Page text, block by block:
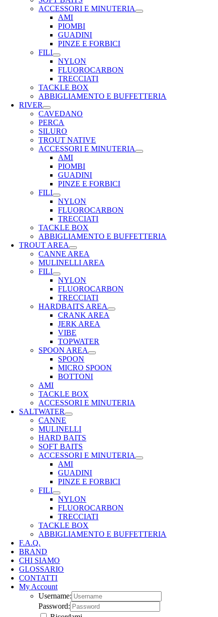
ACCESSORI E MINUTERIA
AMI
PIOMBI
GUADINI
PINZE E FORBICI
FILI
NYLON
FLUOROCARBON
TRECCIATI
TACKLE BOX
ABBIGLIAMENTO E BUFFETTERIA
RIVER
CAVEDANO
PERCA
SILURO
TROUT NATIVE
ACCESSORI E MINUTERIA
AMI
PIOMBI
GUADINI
PINZE E FORBICI
FILI
NYLON
FLUOROCARBON
TRECCIATI
TACKLE BOX
ABBIGLIAMENTO E BUFFETTERIA
TROUT AREA
CANNE AREA
MULINELLI AREA
FILI
NYLON
FLUOROCARBON
TRECCIATI
HARDBAITS AREA
CRANK AREA
JERK AREA
VIBE
TOPWATER
SPOON AREA
SPOON
MICRO SPOON
BOTTONI
AMI
TACKLE BOX
ACCESSORI E MINUTERIA
SALTWATER
CANNE
MULINELLI
HARD BAITS
SOFT BAITS
ACCESSORI E MINUTERIA
AMI
GUADINI
PINZE E FORBICI
FILI
NYLON
FLUOROCARBON
TRECCIATI
TACKLE BOX
ABBIGLIAMENTO E BUFFETTERIA
F.A.Q.
BRAND
CHI SIAMO
GLOSSARIO
CONTATTI
My Account
Username:
Password: